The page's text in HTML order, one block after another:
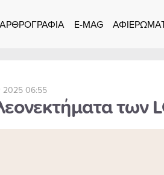
ΑΡΘΡΟΓΡΑΦΙΑ E-MAG
2025 06:55
των